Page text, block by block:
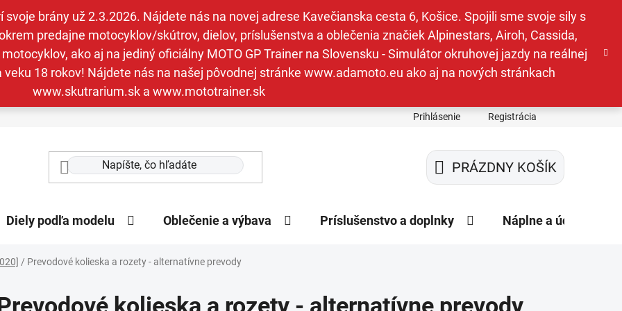
brány už 2.3.2026. Nájdete nás na novej adrese Kavečianska cesta 6, Košice. Spojili sme svoje sily s
predajne motocyklov/skútrov, dielov, príslušenstva a oblečenia značiek Alpinestars, Airoh, Cassida,
ako aj na jediný oficiálny MOTO GP Trainer na Slovensku - Simulátor okruhovej jazdy na reálnej
18 rokov! Nájdete nás na našej pôvodnej stránke www.adamoto.eu ako aj na nových stránkach
www.skutrarium.sk a www.mototrainer.sk
Prihlásenie Registrácia
NÁKUPNÝ
KOŠÍK
PRÁZDNY KOŠÍK
Diely podľa modelu Oblečenie a výbava Príslušenstvo a doplnky Náplne a údržba
/ Prevodové kolieska a rozety - alternatívne prevody
kolieska a rozety - alternatívne prevody